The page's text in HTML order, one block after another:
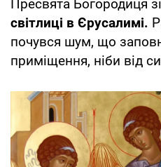
Пресвята Богородиця
світлиці в Єрусалимі.
почувся шум, що
приміщення, ніби від